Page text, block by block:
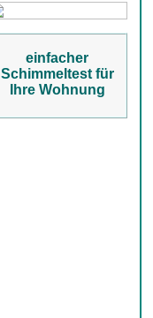
einfacher
Schimmeltest für
Ihre Wohnung